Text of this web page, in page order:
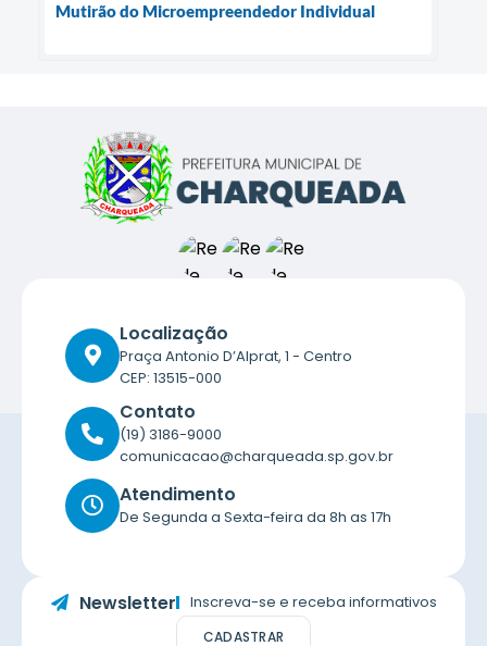
Mutirão do Microempreendedor Individual
Localização
Praça Antonio D’Alprat, 1 - Centro
CEP: 13515-000
Contato
(19) 3186-9000
comunicacao@charqueada.sp.gov.br
Atendimento
De Segunda a Sexta-feira da 8h as 17h
Newsletter Inscreva-se e receba informativos
CADASTRAR